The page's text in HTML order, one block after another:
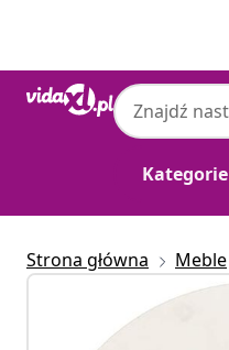
Kategorie
Strona główna Meble